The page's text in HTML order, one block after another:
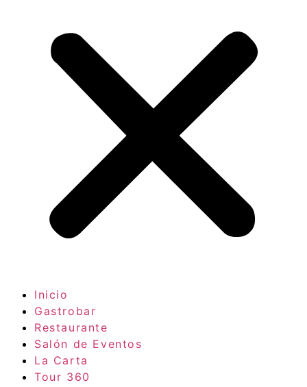
Inicio
Gastrobar
Restaurante
Salón de Eventos
La Carta
Tour 360